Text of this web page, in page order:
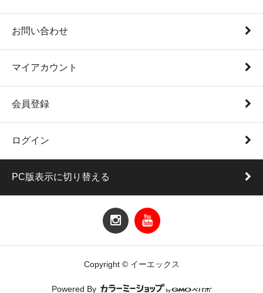
お問い合わせ
マイアカウント
会員登録
ログイン
PC版表示に切り替える
Copyright © イーエックス
Powered By